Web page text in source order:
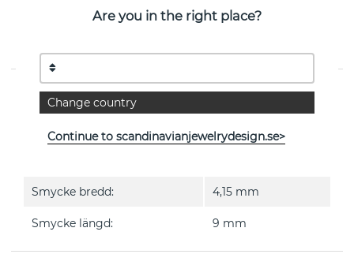
PRODUKTBESKRIVNING
Jewellery
EGENSKAPER
Kollektion: Bear
Smycke bredd: 4,15 mm
Smycke längd: 9 mm
Are you in the right place?
Change country
Continue to scandinavianjewelrydesign.se>